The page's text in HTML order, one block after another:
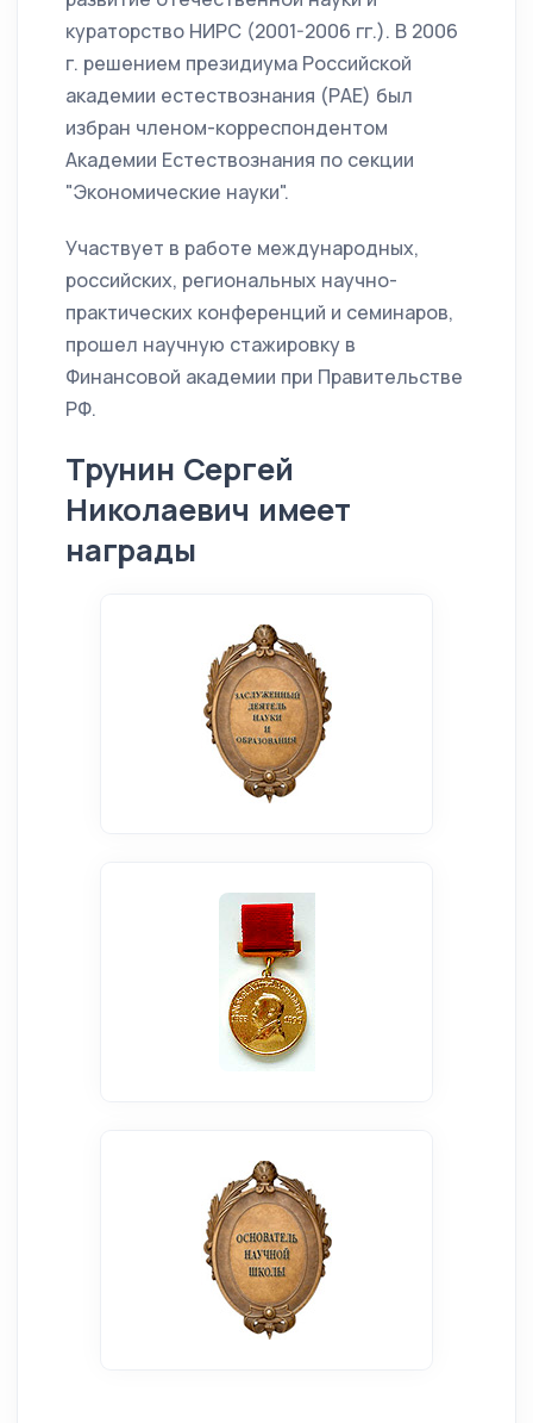
кураторство НИРС (2001-2006 гг.). В 2006
г. решением президиума Российской
академии естествознания (РАЕ) был
избран членом-корреспондентом
Академии Естествознания по секции
"Экономические науки".
Участвует в работе международных,
российских, региональных научно-
практических конференций и семинаров,
прошел научную стажировку в
Финансовой академии при Правительстве
РФ.
Трунин Сергей
Николаевич имеет
награды